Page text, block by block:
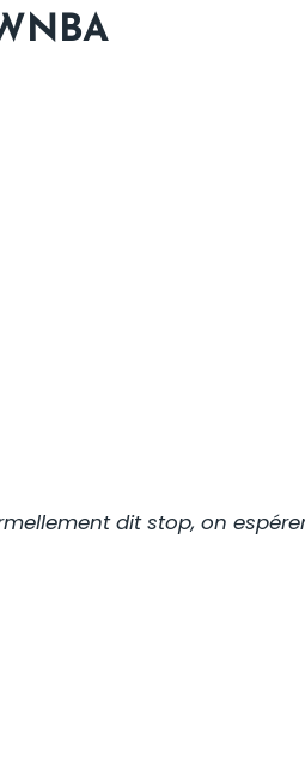
dit stop, on